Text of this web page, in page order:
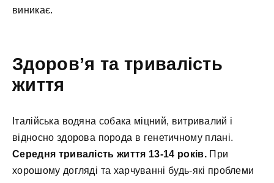
виникає.
Здоров’я та тривалість
життя
Італійська водяна собака міцний, витривалий і
відносно здорова порода в генетичному плані.
Середня тривалість життя 13-14 років.При
хорошому догляді та харчуванні будь-які проблеми